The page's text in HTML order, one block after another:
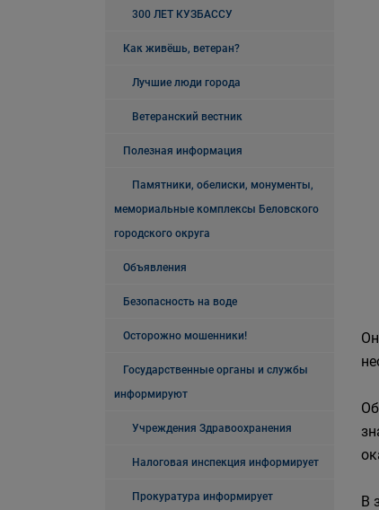
300 ЛЕТ КУЗБАССУ
Как живёшь, ветеран?
Лучшие люди города
Ветеранский вестник
Полезная информация
Памятники, обелиски, монументы,
мемориальные комплексы Беловского
городского округа
Объявления
Безопасность на воде
Осторожно мошенники!
Государственные органы и службы
информируют
Учреждения Здравоохранения
Налоговая инспекция информирует
Прокуратура информирует
В